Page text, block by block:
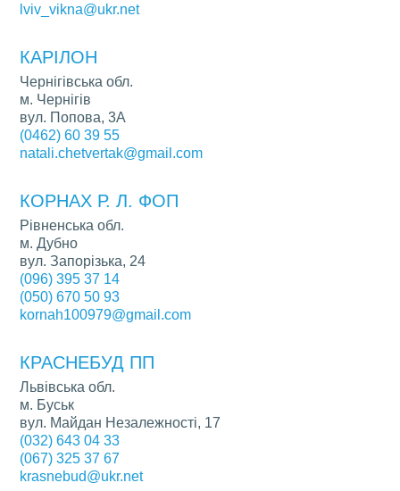
lviv_vikna@ukr.net
КАРІЛОН
Чернігівська обл.
м. Чернігів
вул. Попова, 3А
(0462) 60 39 55
natali.chetvertak@gmail.com
КОРНАХ Р. Л. ФОП
Рівненська обл.
м. Дубно
вул. Запорізька, 24
(096) 395 37 14
(050) 670 50 93
kornah100979@gmail.com
КРАСНЕБУД ПП
Львівська обл.
м. Буськ
вул. Майдан Незалежності, 17
(032) 643 04 33
(067) 325 37 67
krasnebud@ukr.net